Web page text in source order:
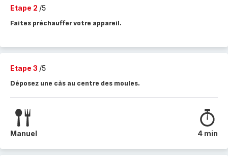
Etape 2 /5
Faites préchauffer votre appareil.
Etape 3 /5
Déposez une càs au centre des moules.
Manuel 4 min